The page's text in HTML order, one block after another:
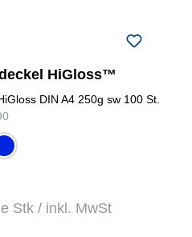
HiGloss™
DIN A4 250g sw 100 St.
Stk / inkl. MwSt